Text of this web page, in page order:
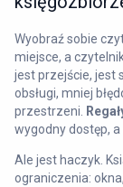
Wyobraź sobie
miejsce, a
jest przejście, jest
obsługi, mniej
przestrzeni.
wygodny dostęp, a
Ale jest haczyk.
ograniczenia: